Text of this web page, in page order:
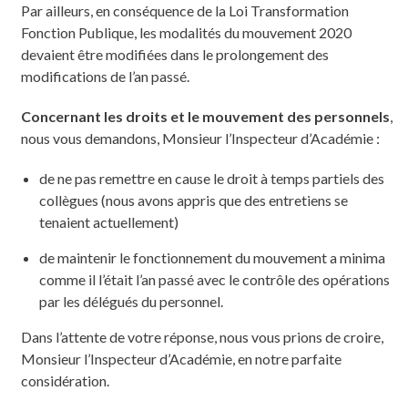
Par ailleurs, en conséquence de la Loi Transformation
Fonction Publique, les modalités du mouvement 2020
devaient être modifiées dans le prolongement des
modifications de l’an passé.
Concernant les droits et le mouvement des personnels
nous vous demandons, Monsieur l’Inspecteur d’Académie :
de ne pas remettre en cause le droit à temps partiels des
collègues (nous avons appris que des entretiens se
tenaient actuellement)
de maintenir le fonctionnement du mouvement a minima
comme il l’était l’an passé avec le contrôle des opérations
par les délégués du personnel.
Dans l’attente de votre réponse, nous vous prions de croire,
Monsieur l’Inspecteur d’Académie, en notre parfaite
considération.